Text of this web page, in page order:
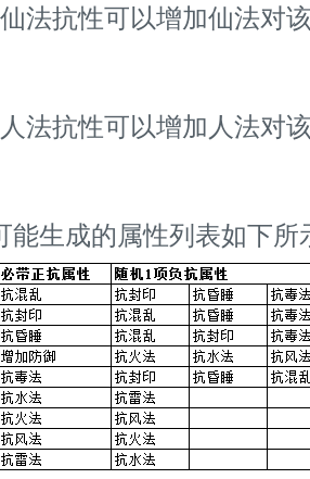
抗性可以增加仙法对
抗性可以增加人法对
生成的属性列表如下所